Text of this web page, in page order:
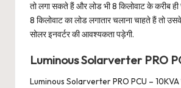
तो लगा सकते हैं और लोड भी 8 किलोवाट के करीब
8 किलोवाट का लोड लगातार चलाना चाहते हैं तो
सोलर इनवर्टर की आवश्यकता पड़ेगी.
Luminous Solarverter PRO
Luminous Solarverter PRO PCU – 10KVA